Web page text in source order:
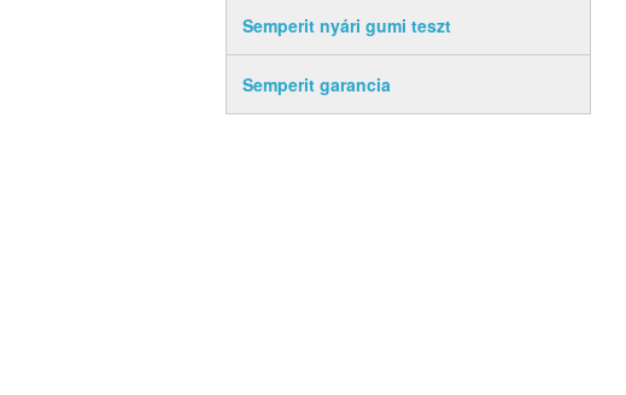
Semperit nyári gumi teszt
Semperit garancia